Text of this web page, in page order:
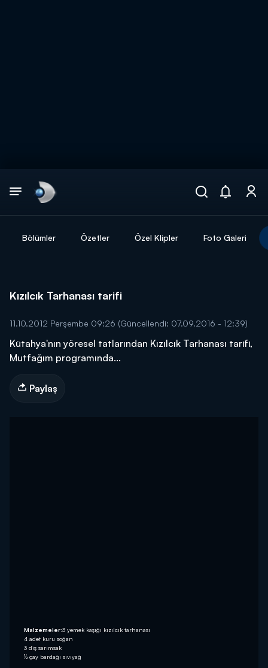
Bölümler Özetler Özel Klipler Foto Galeri
Kızılcık Tarhanası tarifi
11.10.2012 Perşembe 09:26 (Güncellendi: 07.09.2016 - 12:39)
Kütahya'nın yöresel tatlarından Kızılcık Tarhanası tarifi,
Mutfağım programında...
Paylaş
Malzemeler:3 yemek kaşığı kızılcık tarhanası
4 adet kuru soğan
3 diş sarımsak
½ çay bardağı sıvıyağ